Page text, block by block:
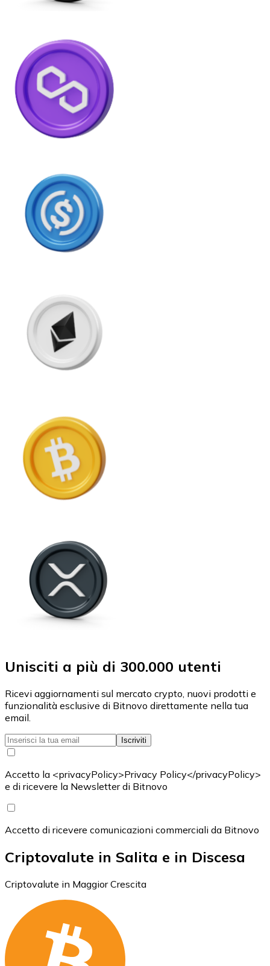
Unisciti a più di 300.000 utenti
Ricevi aggiornamenti sul mercato crypto, nuovi prodotti e
funzionalità esclusive di Bitnovo direttamente nella tua
email.
Iscriviti
Accetto la <privacyPolicy>Privacy Policy</privacyPolicy>
e di ricevere la Newsletter di Bitnovo
Accetto di ricevere comunicazioni commerciali da Bitnovo
Criptovalute in Salita e in Discesa
Criptovalute in Maggior Crescita